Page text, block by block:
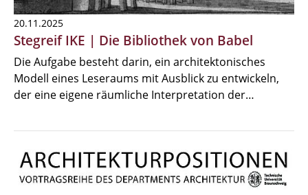
20.11.2025
Stegreif IKE | Die Bibliothek von Babel
Die Aufgabe besteht darin, ein architektonisches
Modell eines Leseraums mit Ausblick zu entwickeln,
der eine eigene räumliche Interpretation der…